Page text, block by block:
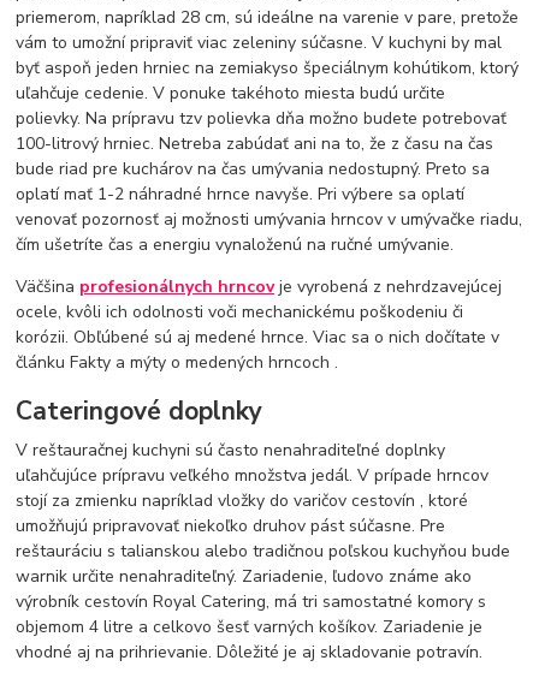
priemerom, napríklad 28 cm, sú ideálne na varenie v pare, pretože
vám to umožní pripraviť viac zeleniny súčasne. V kuchyni by mal
byť aspoň jeden hrniec na zemiakyso špeciálnym kohútikom, ktorý
uľahčuje cedenie. V ponuke takéhoto miesta budú určite
polievky. Na prípravu tzv polievka dňa možno budete potrebovať
100-litrový hrniec. Netreba zabúdať ani na to, že z času na čas
bude riad pre kuchárov na čas umývania nedostupný. Preto sa
oplatí mať 1-2 náhradné hrnce navyše. Pri výbere sa oplatí
venovať pozornosť aj možnosti umývania hrncov v umývačke riadu,
čím ušetríte čas a energiu vynaloženú na ručné umývanie.
Väčšina profesionálnych hrncovje vyrobená z nehrdzavejúcej
ocele, kvôli ich odolnosti voči mechanickému poškodeniu či
korózii. Obľúbené sú aj medené hrnce. Viac sa o nich dočítate v
článku Fakty a mýty o medených hrncoch .
Cateringové doplnky
V reštauračnej kuchyni sú často nenahraditeľné doplnky
uľahčujúce prípravu veľkého množstva jedál. V prípade hrncov
stojí za zmienku napríklad vložky do varičov cestovín , ktoré
umožňujú pripravovať niekoľko druhov pást súčasne. Pre
reštauráciu s talianskou alebo tradičnou poľskou kuchyňou bude
warnik určite nenahraditeľný. Zariadenie, ľudovo známe ako
výrobník cestovín Royal Catering, má tri samostatné komory s
objemom 4 litre a celkovo šesť varných košíkov. Zariadenie je
vhodné aj na prihrievanie. Dôležité je aj skladovanie potravín.